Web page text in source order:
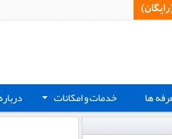
ها + خدمات و امکانات